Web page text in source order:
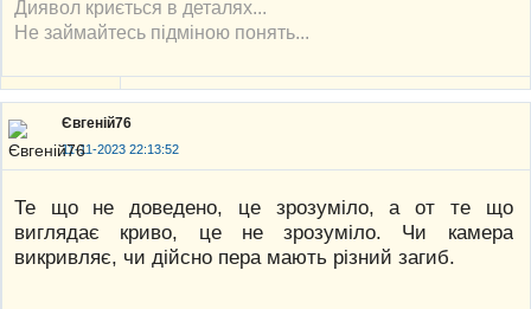
Диявол криється в деталях...
Не займайтесь підміною понять...
Євгеній76
11-11-2023 22:13:52
Те що не доведено, це зрозуміло, а от те що
виглядає криво, це не зрозуміло. Чи камера
викривляє, чи дійсно пера мають різний загиб.